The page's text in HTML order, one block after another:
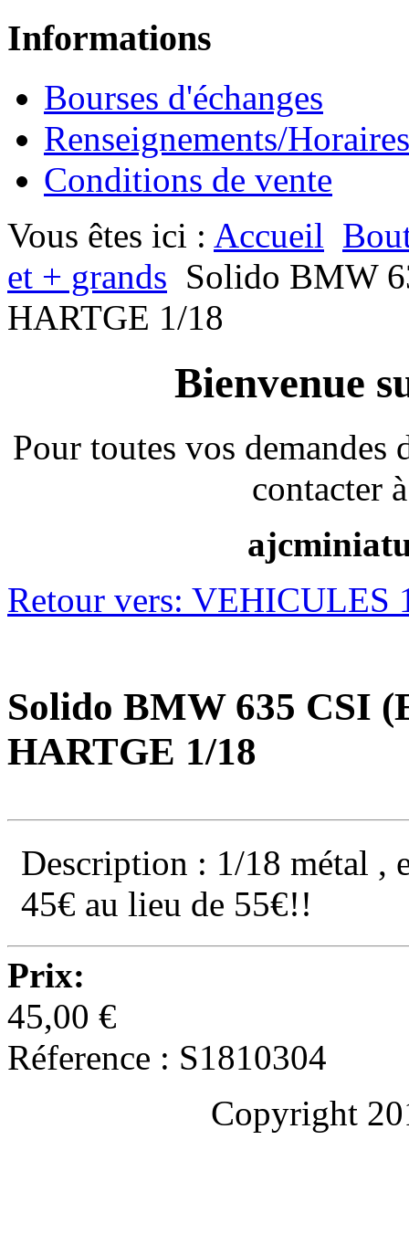
Informations
Bourses d'échanges
Renseignements/Horaires
Conditions de vente
Vous êtes ici : Accueil
et + grands Solido BMW
HARTGE 1/18
Bienvenue
Pour toutes vos
contacter
Retour vers: VEHICULES
Solido BMW 635 CSI
HARTGE 1/18
Description : 1/18 métal ,
45€ au lieu de 55€!!
Prix:
45,00 €
Réference : S1810304
Copyright